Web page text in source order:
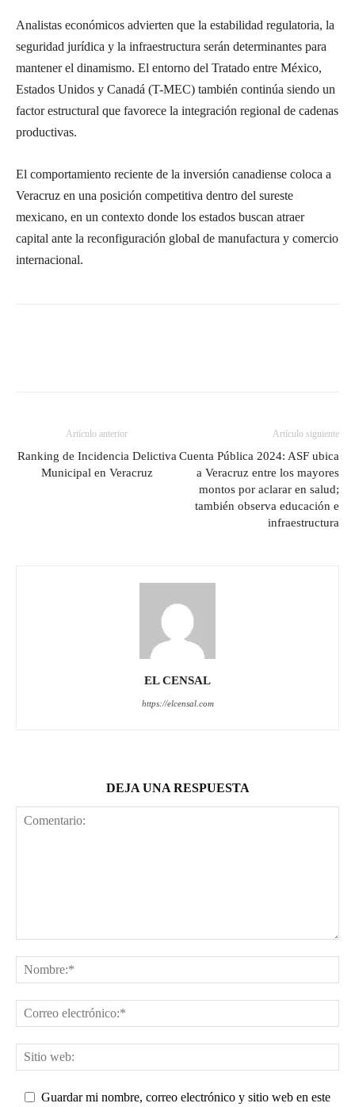
Analistas económicos advierten que la estabilidad regulatoria, la
seguridad jurídica y la infraestructura serán determinantes para
mantener el dinamismo. El entorno del Tratado entre México,
Estados Unidos y Canadá (T-MEC) también continúa siendo un
factor estructural que favorece la integración regional de cadenas
productivas.
El comportamiento reciente de la inversión canadiense coloca a
Veracruz en una posición competitiva dentro del sureste
mexicano, en un contexto donde los estados buscan atraer
capital ante la reconfiguración global de manufactura y comercio
internacional.
Artículo anterior
Ranking de Incidencia Delictiva
Municipal en Veracruz
Artículo siguiente
Cuenta Pública 2024: ASF ubica
a Veracruz entre los mayores
montos por aclarar en salud;
también observa educación e
infraestructura
EL CENSAL
https://elcensal.com
DEJA UNA RESPUESTA
Guardar mi nombre, correo electrónico y sitio web en este